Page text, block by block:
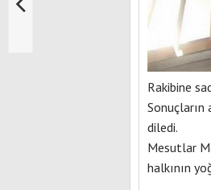
Rakibine
Sonuçların
diledi.
Mesutlar
halkının